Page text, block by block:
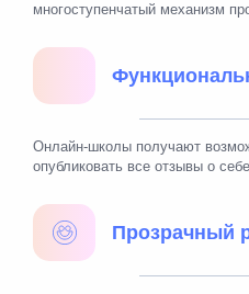
многоступенчатый механизм
Онлайн-школы получают
опубликовать все отзывы о
Прозрачный